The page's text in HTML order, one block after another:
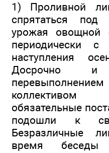
1) Проливной
спрятаться
урожая овощной
периодически
наступления
Досрочно
коллективом
обязательные
подошли к
Безразличные
время беседы